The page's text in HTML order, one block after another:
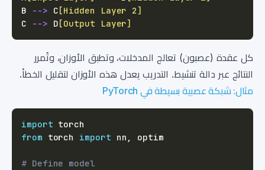
B
--> C [Hidden Layer 2]
C
--> D [Output Layer]
كل عقدة (عصبون) تعالج المدخلات، وتطبق الأوزان، وتُمرر
النتائج عبر دالة تنشيط. التدريب يعدل هذه الأوزان لتقليل الخطأ.
مثال: شبكة عصبية بسيطة في PyTorch
import
from torch import nn ,
# Define model